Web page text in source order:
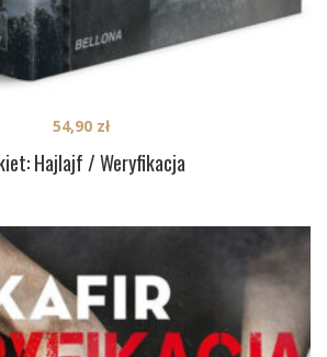
Hajlajf / Weryfikacja
54,90 zł